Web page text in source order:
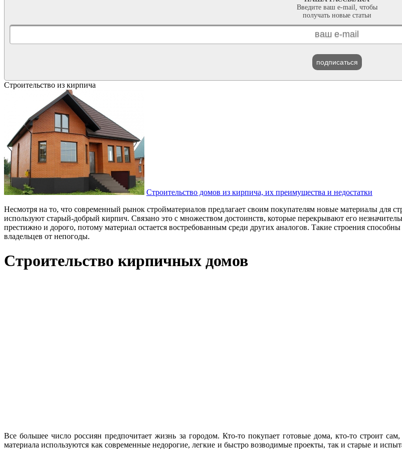
Введите ваш e-mail, чтобы
получать новые статьи
подписаться
Строительство из кирпича
Строительство домов из кирпича, их преимущества и недостатки
Несмотря на то, что современный рынок стройматериалов предлагает своим покупателям новые материалы для
используют старый-добрый кирпич. Связано это с множеством достоинств, которые перекрывают его
престижно и дорого, потому материал остается востребованным среди других аналогов. Такие строения
владельцев от непогоды.
Строительство кирпичных домов
Все большее число россиян предпочитает жизнь за городом. Кто-то покупает готовые дома, кто-то строит
материала используются как современные недорогие, легкие и быстро возводимые проекты, так и старые и